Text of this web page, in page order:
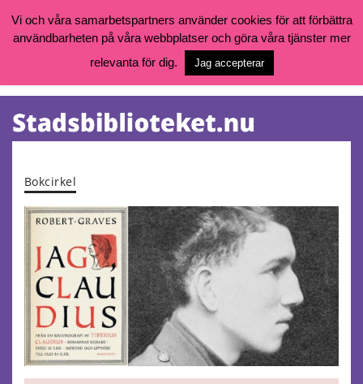
Vill du söka böcker, logga in på ditt bibliotekskonto eller nå övriga
goteborg.se/bibliotek
Öppettider, katalog och kontakt
Tjänster
Bokcirkel
Vi och våra samarbetspartners använder cookies för att förbättra
användbarheten på våra webbplatser och göra våra tjänster mer
relevanta för dig.
Jag accepterar